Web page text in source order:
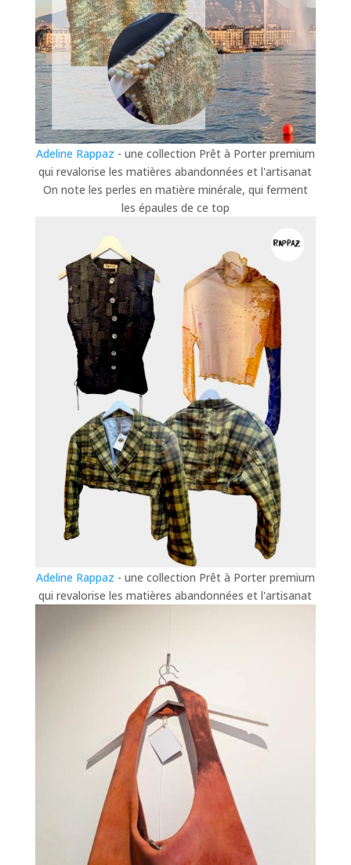
Adeline Rappaz - une collection Prêt à Porter premium
qui revalorise les matières abandonnées et l'artisanat
On note les perles en matière minérale, qui ferment
les épaules de ce top
Adeline Rappaz - une collection Prêt à Porter premium
qui revalorise les matières abandonnées et l'artisanat